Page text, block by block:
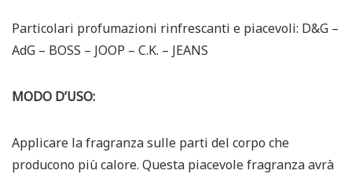
Particolari profumazioni rinfrescanti e piacevoli: D&G –
AdG – BOSS – JOOP – C.K. – JEANS
MODO D’USO:
Applicare la fragranza sulle parti del corpo che
producono più calore. Questa piacevole fragranza avrà